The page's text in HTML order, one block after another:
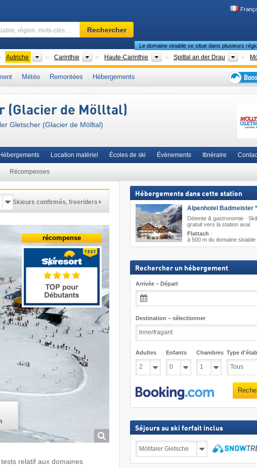
Domaine
skiable,
mots-
clés…
Rechercher
Autriche PaysCarinthie États fédérés (Bundesländer)
Haute-Carinthie Grandes régions
Spittal an der Drau
Le domaine skiable se situe dans plusieurs
: Massif du Goldberg Hohe Tauern Nationalpark-Region Hohe Tauern
centrales Alpes autrichiennes
Europe
Météo Remontées
Hébergements
(Glacier de Mölltal)
Gletscher (Glacier de Mölltal)
Récompenses
Hébergements Location matériel Écoles de ski Événements Itinéraire
Skieurs confirmés, freeriders
récompense
relatif aux domaines
Hébergements dans cette station
Alpenhotel Badmeister
Détente & gastronomie ·
gratuit vers la station aval
Flattach ·
à 500 m du domaine skiable
Rechercher un hébergement
Arrivée – Départ
Destination – sélectionner
Adultes Enfants Chambres Type
Séjours au ski forfait inclus
au